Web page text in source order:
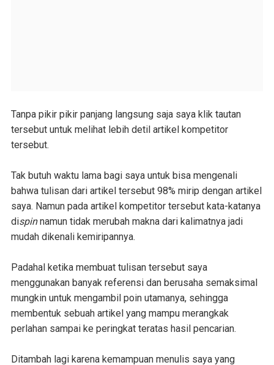
Tanpa pikir pikir panjang langsung saja saya klik tautan
tersebut untuk melihat lebih detil artikel kompetitor
tersebut.
Tak butuh waktu lama bagi saya untuk bisa mengenali
bahwa tulisan dari artikel tersebut 98% mirip dengan artikel
saya. Namun pada artikel kompetitor tersebut kata-katanya
dispinnamun tidak merubah makna dari kalimatnya jadi
mudah dikenali kemiripannya.
Padahal ketika membuat tulisan tersebut saya
menggunakan banyak referensi dan berusaha semaksimal
mungkin untuk mengambil poin utamanya, sehingga
membentuk sebuah artikel yang mampu merangkak
perlahan sampai ke peringkat teratas hasil pencarian.
Ditambah lagi karena kemampuan menulis saya yang